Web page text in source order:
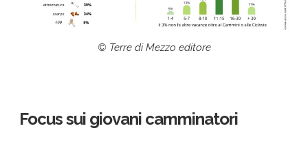
© Terre di Mezzo editore
Focus sui giovani camminatori